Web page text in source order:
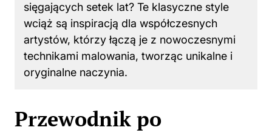
sięgających setek lat? Te klasyczne style
wciąż są inspiracją dla współczesnych
artystów, którzy łączą je z nowoczesnymi
technikami malowania, tworząc unikalne i
oryginalne naczynia.
Przewodnik po